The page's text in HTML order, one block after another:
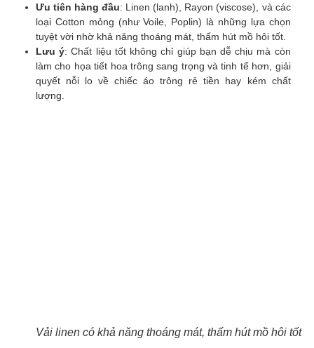
Ưu tiên hàng đầu: Linen (lanh), Rayon (viscose), và các
loại Cotton mỏng (như Voile, Poplin) là những lựa chọn
tuyệt vời nhờ khả năng thoáng mát, thấm hút mồ hôi tốt.
Lưu ý: Chất liệu tốt không chỉ giúp bạn dễ chịu mà còn
làm cho họa tiết hoa trông sang trọng và tinh tế hơn, giải
quyết nỗi lo về chiếc áo trông rẻ tiền hay kém chất
lượng.
Vải linen có khả năng thoáng mát, thấm hút mồ hôi tốt